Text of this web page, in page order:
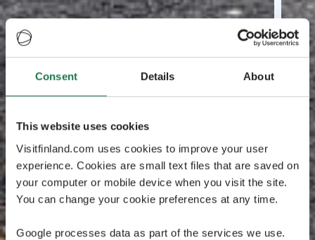
Consent Details About
This website uses cookies
Visitfinland.com uses cookies to improve your user
experience. Cookies are small text files that are saved on
your computer or mobile device when you visit the site.
You can change your cookie preferences at any time.
Google processes data as part of the services we use.